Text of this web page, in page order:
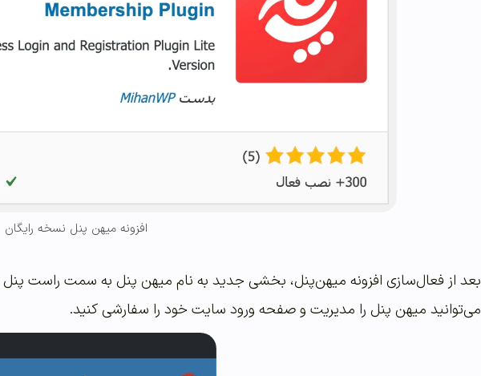
افزونه میهن پنل نسخه رایگان
بعد از فعال‌سازی افزونه میهن‌پنل، بخشی جدید به نام میهن پنل به سمت راست
می‌توانید میهن پنل را مدیریت و صفحه ورود سایت خود را سفارشی کنید.